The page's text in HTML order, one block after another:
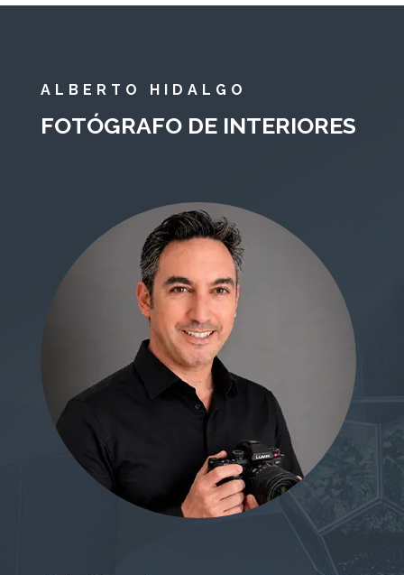
ALBERTO HIDALGO
FOTÓGRAFO DE INTERIORES